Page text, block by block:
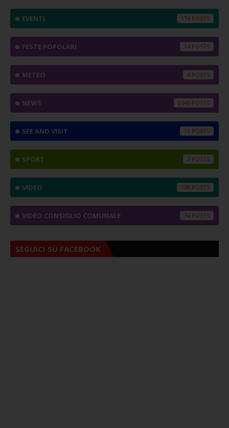
EVENTI 174
FESTE POPOLARI 14
METEO 4
NEWS 2546
SEE AND VISIT 11
SPORT 2
VIDEO 138
VIDEO CONSIGLIO COMUNALE 74
SEGUICI SU FACEBOOK